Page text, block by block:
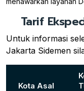
Tarif
Untuk informasi
Jakarta Sidemen
Kota Asal